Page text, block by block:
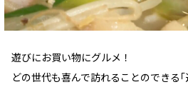
遊びにお買い物にグルメ！
どの世代も喜んで訪れることのできる｢